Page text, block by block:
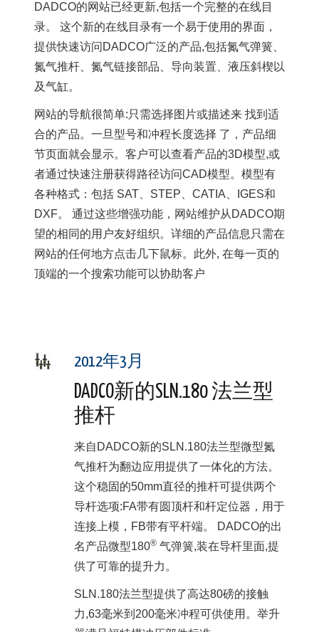
DADCO的网站已经更新,包括一个完整的在线目
录。 这个新的在线目录有一个易于使用的界面，
提供快速访问DADCO广泛的产品,包括氮气弹簧、
氮气推杆、氮气链接部品、导向装置、液压斜楔以
及气缸。
网站的导航很简单:只需选择图片或描述来 找到适
合的产品。一旦型号和冲程长度选择 了，产品细
节页面就会显示。客户可以查看产品的3D模型,或
者通过快速注册获得路径访问CAD模型。模型有
各种格式：包括 SAT、STEP、CATIA、IGES和
DXF。 通过这些增强功能，网站维护从DADCO期
望的相同的用户友好组织。详细的产品信息只需在
网站的任何地方点击几下鼠标。此外, 在每一页的
顶端的一个搜索功能可以协助客户
2012年3月
DADCO新的SLN.180 法兰型
推杆
来自DADCO新的SLN.180法兰型微型氮
气推杆为翻边应用提供了一体化的方法。
这个稳固的50mm直径的推杆可提供两个
导杆选项:FA带有圆顶杆和杆定位器，用于
连接上模，FB带有平杆端。 DADCO的出
名产品微型180®气弹簧,装在导杆里面,提
供了可靠的提升力。
SLN.180法兰型提供了高达80磅的接触
力,63毫米到200毫米冲程可供使用。举升